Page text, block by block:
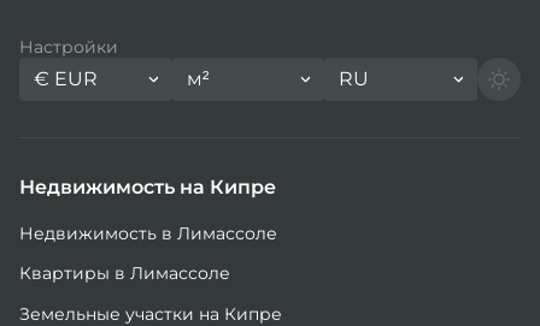
Настройки
€ EUR м² RU
Недвижимость на Кипре
Недвижимость в Лимассоле
Квартиры в Лимассоле
Земельные участки на Кипре